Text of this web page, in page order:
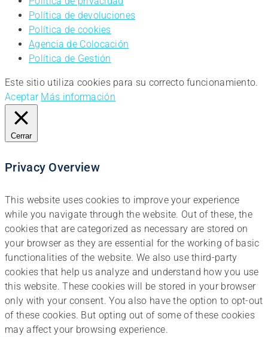
Política de devoluciones
Política de cookies
Agencia de Colocación
Política de Gestión
Este sitio utiliza cookies para su correcto funcionamiento.
Aceptar Más información
Cerrar
Privacy Overview
This website uses cookies to improve your experience
while you navigate through the website. Out of these, the
cookies that are categorized as necessary are stored on
your browser as they are essential for the working of basic
functionalities of the website. We also use third-party
cookies that help us analyze and understand how you use
this website. These cookies will be stored in your browser
only with your consent. You also have the option to opt-out
of these cookies. But opting out of some of these cookies
may affect your browsing experience.